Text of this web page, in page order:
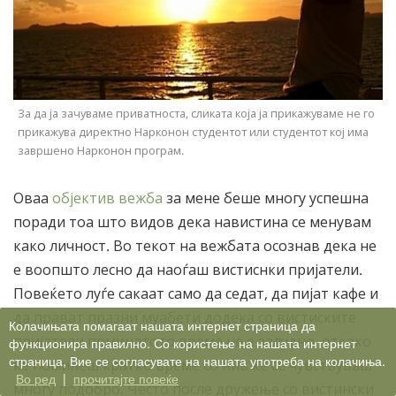
За да ја зачуваме приватноста, сликата која ја прикажуваме не го
прикажува директно Нарконон студентот или студентот кој има
завршено Нарконон програм.
Оваа објектив вежба за мене беше многу успешна
поради тоа што видов дека навистина се менувам
како личност. Во текот на вежбата осознав дека не
е воопшто лесно да наоѓаш вистиснки пријатели.
Повеќето луѓе сакаат само да седат, да пијат кафе и
да прават празни муабети додека со вистиските
пријатели поминатото време не е залудно, откако
ќе поминеш кратко време со нив ќе се чувствуваш
многу подобро. Често после дружење со вистински
Колачињата помагаат нашата интернет страница да
функционира правилно. Со користење на нашата интернет
страница, Вие се согласувате на нашата употреба на колачиња.
Во ред | прочитајте повеќе